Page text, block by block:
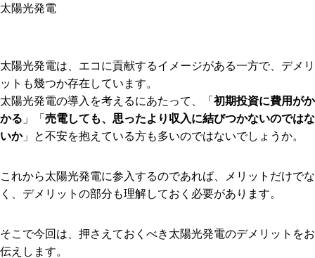
太陽光発電
太陽光発電は、エコに貢献するイメージがある一方で、デメリ
ットも幾つか存在しています。
太陽光発電の導入を考えるにあたって、「 初期投資に費用がか
かる 」「 売電しても、思ったより収入に結びつかないのではな
いか」と不安を抱えている方も多いのではないでしょうか。
これから太陽光発電に参入するのであれば、メリットだけでな
く、デメリットの部分も理解しておく必要があります。
そこで今回は、押さえておくべき太陽光発電のデメリットをお
伝えします。